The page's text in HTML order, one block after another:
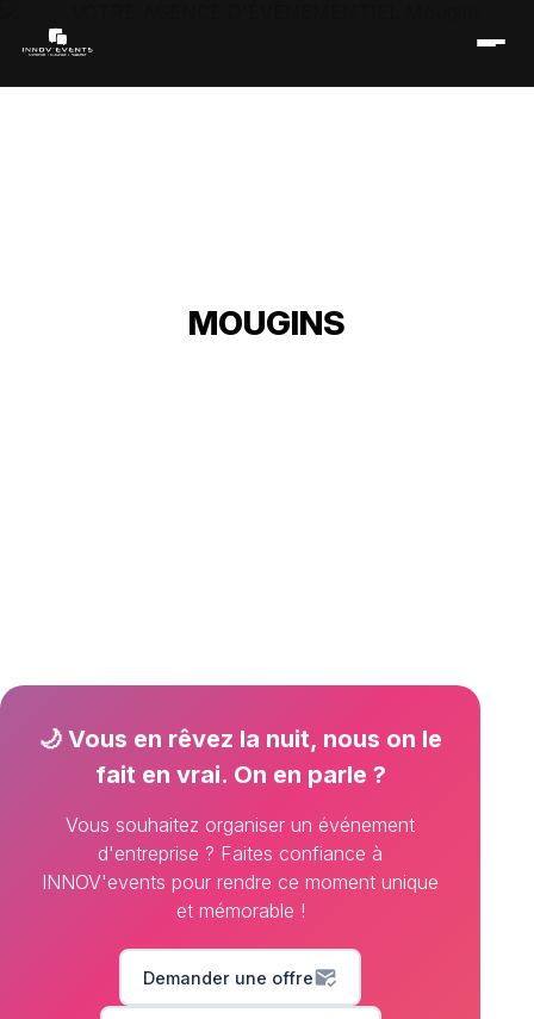
MOUGINS
🌙 Vous en rêvez la nuit, nous on le
fait en vrai. On en parle ?
Vous souhaitez organiser un événement
d'entreprise ? Faites confiance à
INNOV'events pour rendre ce moment unique
et mémorable !
Demander une offremark_email_read